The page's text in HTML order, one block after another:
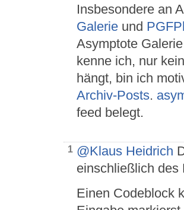
Insbesondere an
Galerie und
Asymptote
kenne ich, nur
hängt, bin ich
Archiv-Posts.
feed belegt.
1 @Klaus Heidrich
einschließlich des
Einen Codeblock